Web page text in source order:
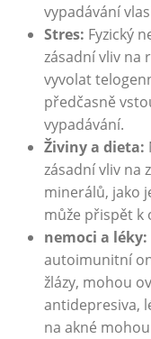
vypadávání
Stres: Fyzický
zásadní ‍vliv‍ na
vyvolat
předčasně
vypadávání.
Živiny a dieta:
zásadní vliv na
minerálů, jako
může přispět k⁤
nemoci a léky:
autoimunitní
žlázy, mohou
antidepresiva,
na akné